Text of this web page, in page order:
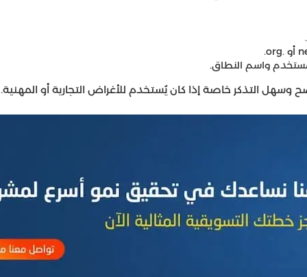
واسم النطاق.
وسهل التذكر خاصة إذا كان يُستخدم للأغراض التجارية أو المهنية.